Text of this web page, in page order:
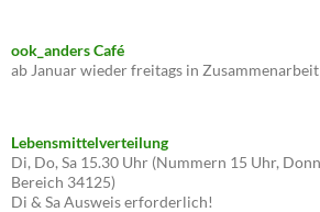
ook_anders Café
ab Januar wieder freitags in
Lebensmittelverteilung
Di, Do, Sa 15.30 Uhr (Nummern 15 Uhr,
Bereich 34125)
Di & Sa Ausweis erforderlich!